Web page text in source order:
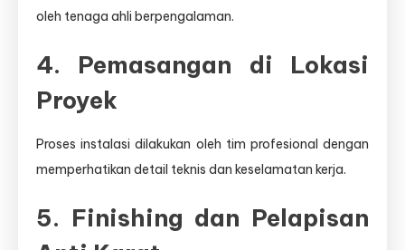
oleh tenaga ahli berpengalaman.
4. Pemasangan di Lokasi
Proyek
Proses instalasi dilakukan oleh tim profesional dengan
memperhatikan detail teknis dan keselamatan kerja.
5. Finishing dan Pelapisan